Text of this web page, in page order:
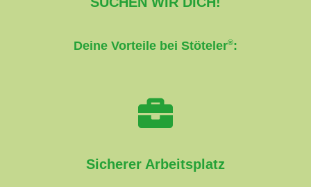
Deine Vorteile bei Stöteler®:
Sicherer Arbeitsplatz